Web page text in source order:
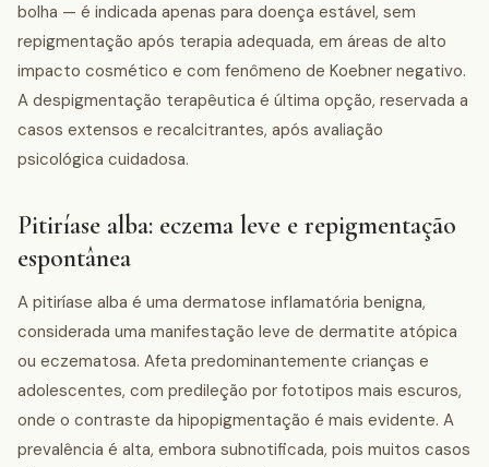
bolha — é indicada apenas para doença estável, sem
repigmentação após terapia adequada, em áreas de alto
impacto cosmético e com fenômeno de Koebner negativo.
A despigmentação terapêutica é última opção, reservada a
casos extensos e recalcitrantes, após avaliação
psicológica cuidadosa.
Pitiríase alba: eczema leve e repigmentação
espontânea
A pitiríase alba é uma dermatose inflamatória benigna,
considerada uma manifestação leve de dermatite atópica
ou eczematosa. Afeta predominantemente crianças e
adolescentes, com predileção por fototipos mais escuros,
onde o contraste da hipopigmentação é mais evidente. A
prevalência é alta, embora subnotificada, pois muitos casos